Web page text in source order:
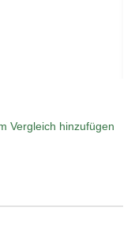
Vergleich hinzufügen